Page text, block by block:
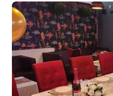
entièrement équipée 🍽️ | Patio
Détendez-vous dans le jacuzzi
principales attractions,
! 🍷🌌 🚭 Pas de fêtes/fumeurs –